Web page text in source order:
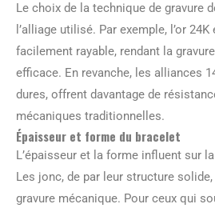
Le choix de la technique de gravure
l’alliage utilisé. Par exemple, l’or
facilement rayable, rendant la
efficace. En revanche, les alliances
dures, offrent davantage de
mécaniques traditionnelles.
Épaisseur et forme du bracelet
L’épaisseur et la forme influent sur
Les jonc, de par leur structure
gravure mécanique. Pour ceux qui